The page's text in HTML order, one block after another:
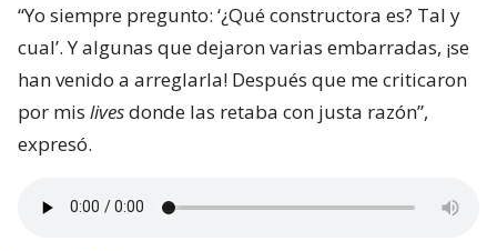
“Yo siempre pregunto: ‘¿Qué constructora es? Tal y
cual’. Y algunas que dejaron varias embarradas, ¡se
han venido a arreglarla! Después que me criticaron
por mis livesdonde las retaba con justa razón”,
expresó.